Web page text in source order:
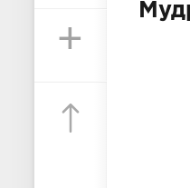
+